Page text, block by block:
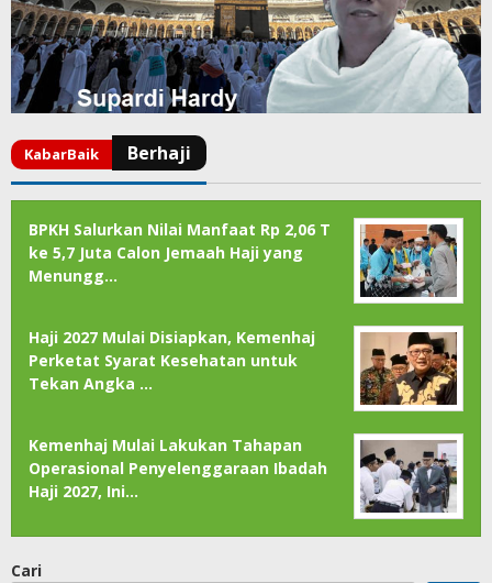
BPKH Salurkan Nilai Manfaat Rp 2,06 T
ke 5,7 Juta Calon Jemaah Haji yang
Menungg…
Haji 2027 Mulai Disiapkan, Kemenhaj
Perketat Syarat Kesehatan untuk
Tekan Angka …
Kemenhaj Mulai Lakukan Tahapan
Operasional Penyelenggaraan Ibadah
Haji 2027, Ini…
Cari